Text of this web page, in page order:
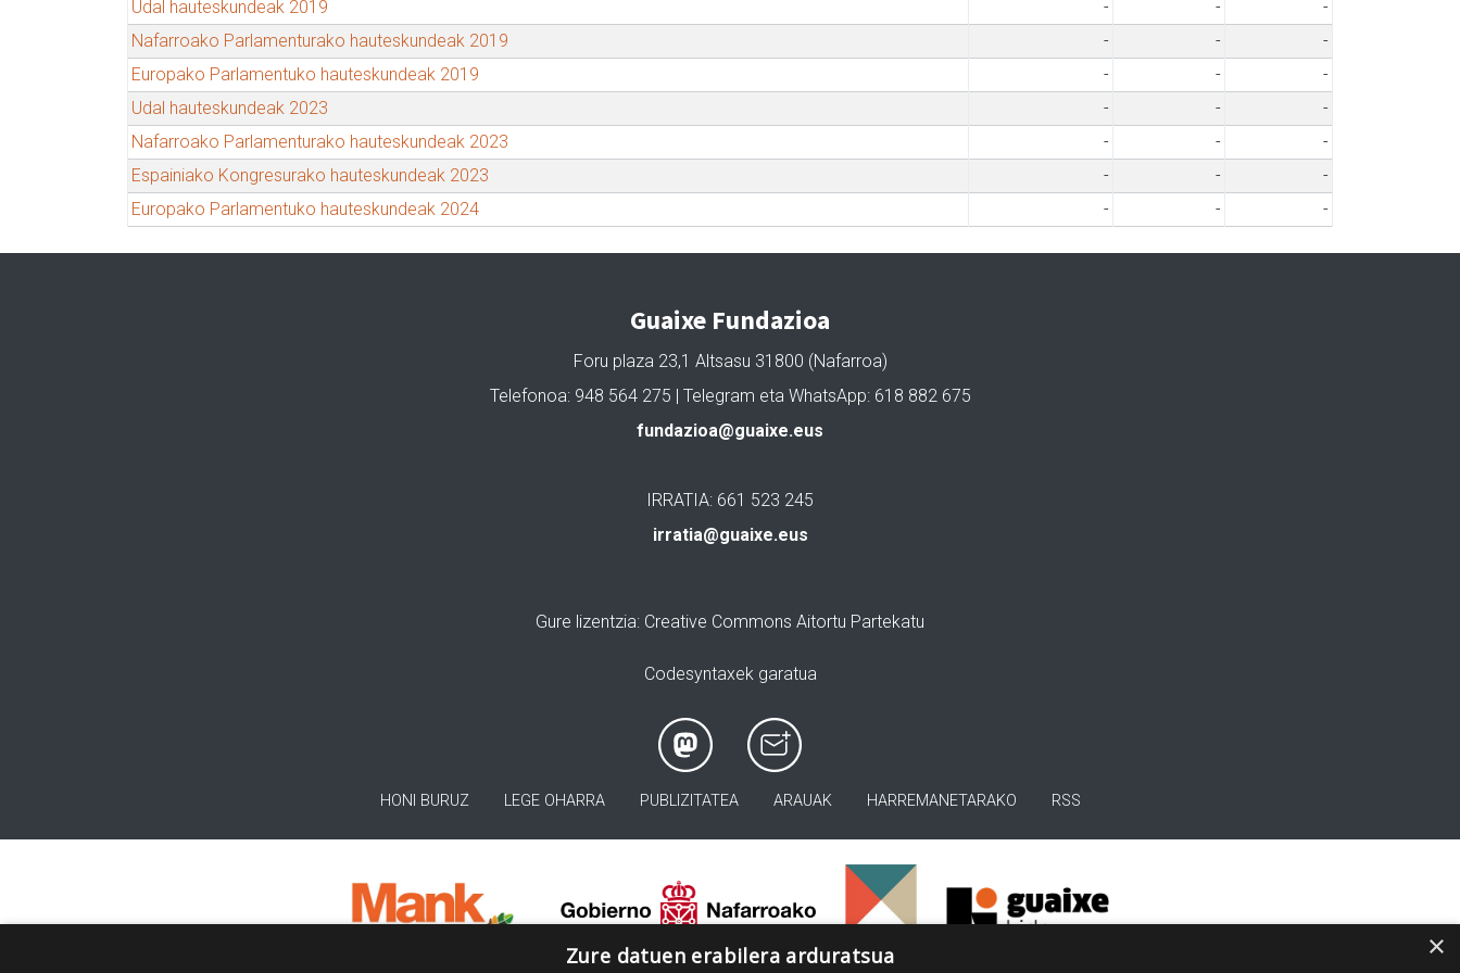
Udal hauteskundeak 2019
- -
-
Nafarroako Parlamenturako hauteskundeak 2019
- -
-
Europako Parlamentuko hauteskundeak 2019
- -
-
Udal hauteskundeak 2023
- -
-
Nafarroako Parlamenturako hauteskundeak 2023
- -
-
Espainiako Kongresurako hauteskundeak 2023
- -
-
Europako Parlamentuko hauteskundeak 2024
- - -
Guaixe Fundazioa
Foru plaza 23,1 Altsasu 31800 (Nafarroa)
Telefonoa: 948 564 275 | Telegram eta WhatsApp: 618 882 675
fundazioa@guaixe.eus
IRRATIA: 661 523 245
irratia@guaixe.eus
Gure lizentzia: Creative Commons Aitortu Partekatu
Codesyntaxek garatua
HONI BURUZ LEGE OHARRA PUBLIZITATEA ARAUAK HARREMANETARAKO RSS
×
Zure datuen erabilera arduratsua